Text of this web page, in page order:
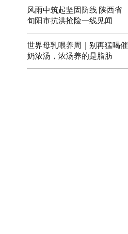
风雨中筑起坚固防线 陕西省
旬阳市抗洪抢险一线见闻
世界母乳喂养周｜别再猛喝催
奶浓汤，浓汤养的是脂肪